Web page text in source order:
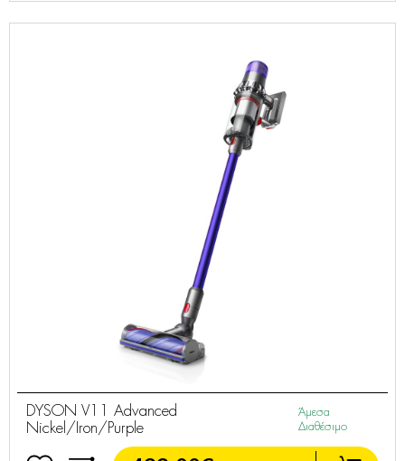
DYSON V11 Advanced
Nickel/Iron/Purple
Άμεσα
Διαθέσιμο